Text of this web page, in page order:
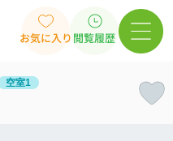
お気に入り 閲覧履歴
空室1